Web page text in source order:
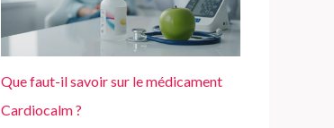
Que faut-il savoir sur le médicament
Cardiocalm ?